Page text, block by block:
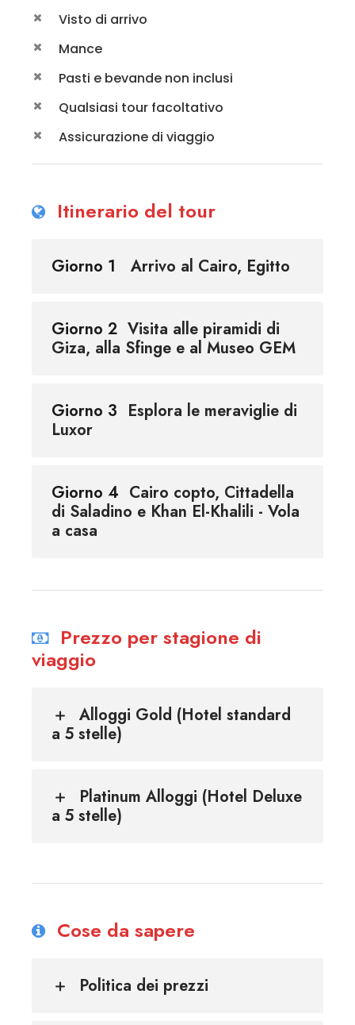
Visto di arrivo
Mance
Pasti e bevande non inclusi
Qualsiasi tour facoltativo
Assicurazione di viaggio
Itinerario del tour
Giorno 1 Arrivo al Cairo, Egitto
Giorno 2 Visita alle piramidi di
Giza, alla Sfinge e al Museo GEM
Giorno 3 Esplora le meraviglie di
Luxor
Giorno 4 Cairo copto, Cittadella
di Saladino e Khan El-Khalili - Vola
a casa
Prezzo per stagione di
viaggio
Alloggi Gold (Hotel standard
a 5 stelle)
Platinum Alloggi (Hotel Deluxe
a 5 stelle)
Cose da sapere
Politica dei prezzi